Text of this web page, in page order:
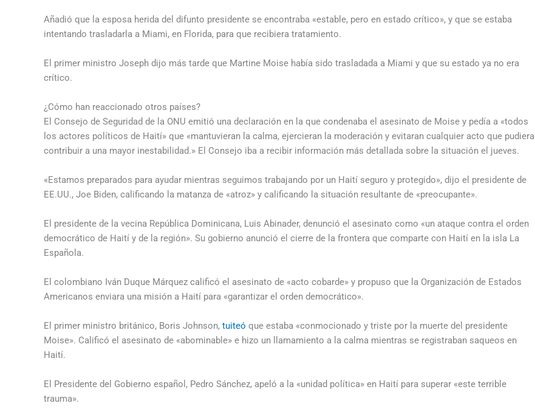
Añadió que la esposa herida del difunto presidente se encontraba «estable, pero en estado crítico», y que se estaba
intentando trasladarla a Miami, en Florida, para que recibiera tratamiento.
El primer ministro Joseph dijo más tarde que Martine Moise había sido trasladada a Miami y que su estado ya no era
crítico.
¿Cómo han reaccionado otros países?
El Consejo de Seguridad de la ONU emitió una declaración en la que condenaba el asesinato de Moise y pedía a «todos
los actores políticos de Haití» que «mantuvieran la calma, ejercieran la moderación y evitaran cualquier acto que pudiera
contribuir a una mayor inestabilidad.» El Consejo iba a recibir información más detallada sobre la situación el jueves.
«Estamos preparados para ayudar mientras seguimos trabajando por un Haití seguro y protegido», dijo el presidente de
EE.UU., Joe Biden, calificando la matanza de «atroz» y calificando la situación resultante de «preocupante».
El presidente de la vecina República Dominicana, Luis Abinader, denunció el asesinato como «un ataque contra el orden
democrático de Haití y de la región». Su gobierno anunció el cierre de la frontera que comparte con Haití en la isla La
Española.
El colombiano Iván Duque Márquez calificó el asesinato de «acto cobarde» y propuso que la Organización de Estados
Americanos enviara una misión a Haití para «garantizar el orden democrático».
El primer ministro británico, Boris Johnson, tuiteó que estaba «conmocionado y triste por la muerte del presidente
Moise». Calificó el asesinato de «abominable» e hizo un llamamiento a la calma mientras se registraban saqueos en
Haití.
El Presidente del Gobierno español, Pedro Sánchez, apeló a la «unidad política» en Haití para superar «este terrible
trauma».